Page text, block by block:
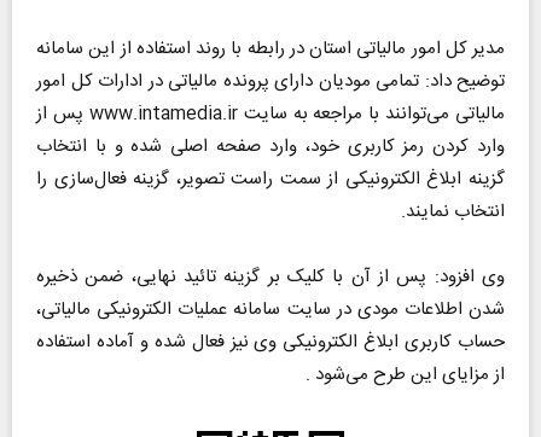
مدیر کل امور مالیاتی استان در رابطه با روند استفاده از این سامانه
توضیح داد: تمامی مودیان دارای پرونده‌ مالیاتی در ادارات کل امور
مالیاتی می‌توانند با مراجعه به سایت www.intamedia.ir پس از
وارد کردن رمز کاربری خود، وارد صفحه اصلی شده و با انتخاب
گزینه ابلاغ الکترونیکی از سمت راست تصویر، گزینه فعال‌سازی را
انتخاب نمایند.
وی افزود: پس از آن با کلیک بر گزینه تائید نهایی، ضمن ذخیره
شدن اطلاعات مودی در سایت سامانه عملیات الکترونیکی مالیاتی،
حساب کاربری ابلاغ الکترونیکی وی نیز فعال شده و آماده استفاده
از مزایای این طرح می‌شود .